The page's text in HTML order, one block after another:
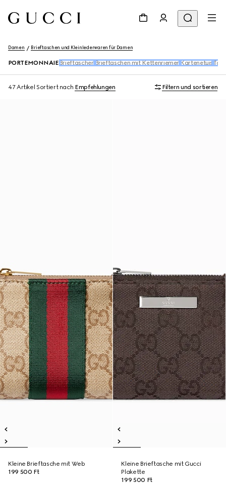
Damen Brieftaschen und Kleinlederwaren für Damen
PORTEMONNAIE Brieftaschen Brieftaschen mit Kettenriemen Kartenetuis
47 Artikel Sortiert nach Empfehlungen Filtern und sortieren
Kleine Brieftasche mit Web
199 500 Ft
Kleine Brieftasche mit Gucci
Plakette
199 500 Ft